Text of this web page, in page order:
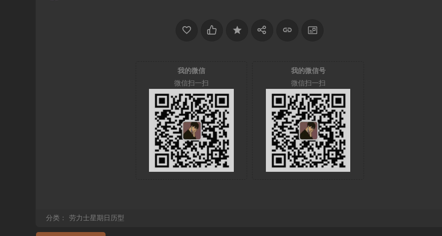
我的微信
微信扫一扫
我的微信号
微信扫一扫
分类： 劳力士星期日历型